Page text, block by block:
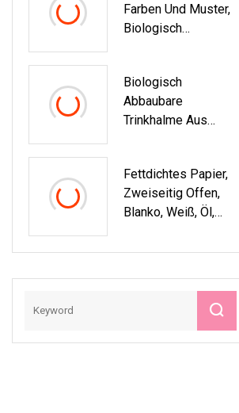
Farben Und Muster,
Biologisch
Gerade PLA-
Trinkhalme Aus
Papier,
Papier
Biologisch
Abbaubare
Trinkhalme Aus
6 Mm, 8 Mm, 10
Mm, 12 Mm,
Einzeln Verpackt,
Partyzubehör,
Fettdichtes Papier,
Zweiseitig Offen,
Blanko, Weiß, Öl,
Blätterteig,